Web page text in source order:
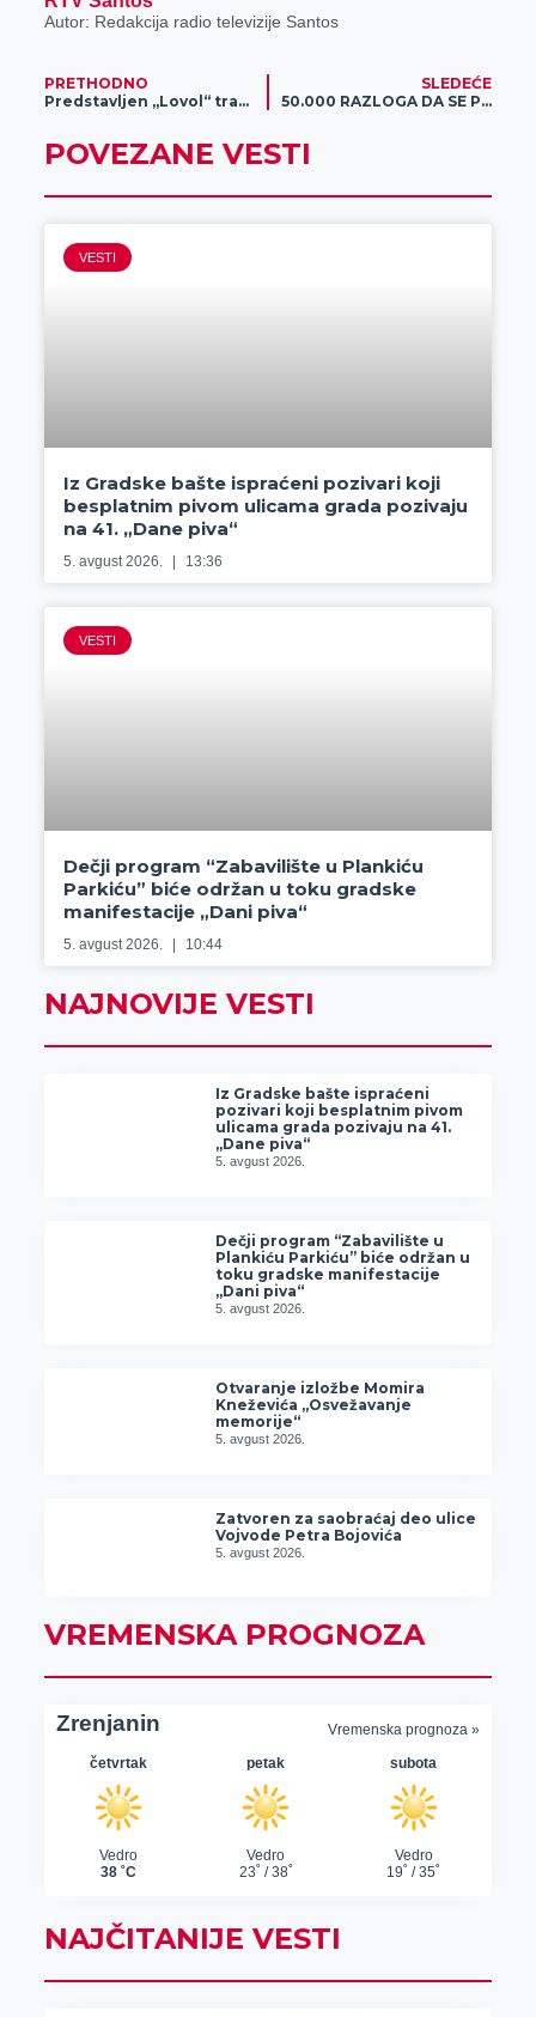
Autor: Redakcija radio televizije Santos
PRETHODNO
Predstavljen „Lovol“ traktor najnovije generacije na 91. Međunarodnom poljoprivrednom sajmu
SLEDEĆE
50.000 RAZLOGA DA SE PRIDRUŽIŠ: Zabavi se i preuzmi BONUS SVAKOG ČETVRTKA!
POVEZANE VESTI
VESTI
Iz Gradske bašte ispraćeni pozivari koji
besplatnim pivom ulicama grada pozivaju
na 41. „Dane piva“
5. avgust 2026. 13:36
VESTI
Dečji program “Zabavilište u Plankiću
Parkiću” biće održan u toku gradske
manifestacije „Dani piva“
5. avgust 2026. 10:44
NAJNOVIJE VESTI
Iz Gradske bašte ispraćeni
pozivari koji besplatnim pivom
ulicama grada pozivaju na 41.
„Dane piva“
5. avgust 2026.
Dečji program “Zabavilište u
Plankiću Parkiću” biće održan u
toku gradske manifestacije
„Dani piva“
5. avgust 2026.
Otvaranje izložbe Momira
Kneževića „Osvežavanje
memorije“
5. avgust 2026.
Zatvoren za saobraćaj deo ulice
Vojvode Petra Bojovića
5. avgust 2026.
VREMENSKA PROGNOZA
NAJČITANIJE VESTI